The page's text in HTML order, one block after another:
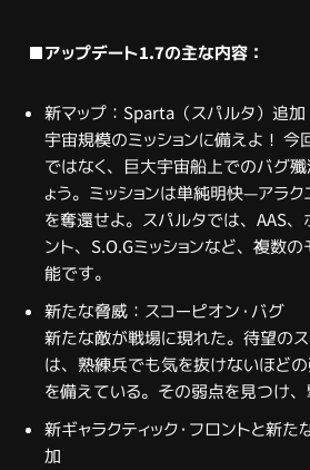
■アップデート1.7の主な内容：
新マップ：Sparta（スパルタ）追加
宇宙規模のミッションに備えよ！
ではなく、巨大宇宙船上でのバグ
ょう。ミッションは単純明快—アラ
を奪還せよ。スパルタでは、AAS、
ント、S.O.Gミッションなど、複数
能です。
新たな脅威：スコーピオン・バグ
新たな敵が戦場に現れた。待望の
は、熟練兵でも気を抜けないほど
を備えている。その弱点を見つけ
新ギャラクティック・フロントと新た
加